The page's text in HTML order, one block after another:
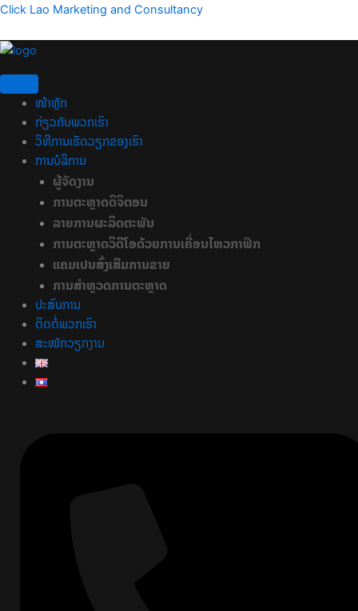
ຂ້າມ
ທີ່
Click Lao Marketing and Consultancy
ໜ້າຫຼັກ
ກ່ຽວກັບພວກເຮົາ
ວິທີການເຮັດວຽກຂອງເຮົາ
ການບໍລິການ
ຜູ້ຈັດງານ
ການຕະຫຼາດດິຈິຕອນ
ລາຍການຜະລິດຕະພັນ
ການຕະຫຼາດວິດີໂອດ້ວຍການເຄື່ອນໄຫວກາຟິກ
ແຄມເປນສົ່ງເສີມການຂາຍ
ການສຳຫຼວດການຕະຫຼາດ
ປະສົບການ
ຕິດຕໍ່ພວກເຮົາ
ສະໝັກວຽກງານ